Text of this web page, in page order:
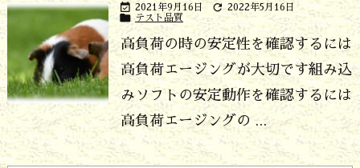
 2021年9月16日  2022年5月16日
 テスト品質
高負荷の時の安定性を確認するには
高負荷エージングが大切です組み込
みソフトの安定動作を確認するには
高負荷エージングの ...